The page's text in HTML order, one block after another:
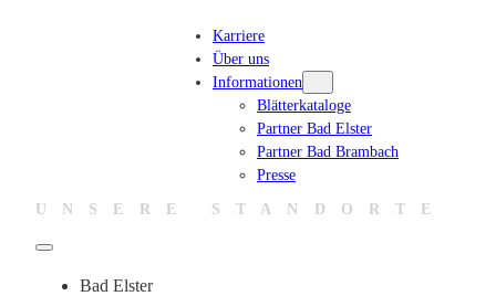
Karriere
Über uns
Informationen
Blätterkataloge
Partner Bad Elster
Partner Bad Brambach
Presse
UNSERE STANDORTE
Bad Elster